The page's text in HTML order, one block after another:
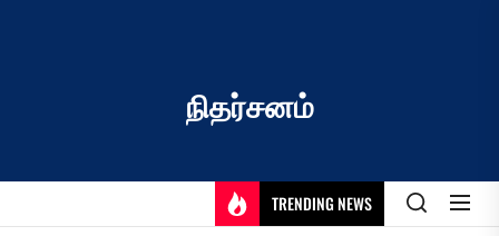
நிதர்சனம்
TRENDING NEWS